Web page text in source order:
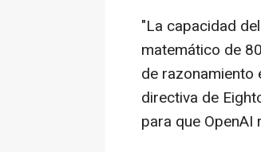
"La capacidad
matemático de
de razonamiento
directiva de
para que OpenAI